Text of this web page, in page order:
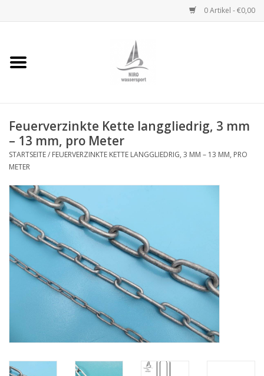
0 Artikel - €0,00
Startseite
Niro Ketten
Niro Drahtseile
Niro Zubehör
Wantenseile
Niro Deckbeschläge
Niro Schäkel
Niro Drahtseilspanner
Feuerverzinkte Kette langgliedrig, 3 mm
– 13 mm, pro Meter
STARTSEITE/ FEUERVERZINKTE KETTE LANGGLIEDRIG, 3 MM – 13 MM, PRO
METER